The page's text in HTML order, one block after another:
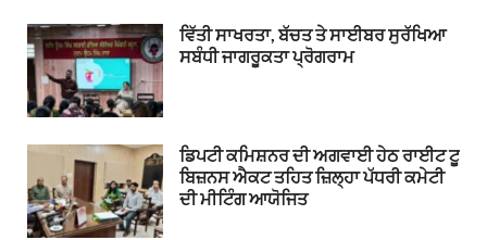
ਵਿੱਤੀ ਸਾਖਰਤਾ, ਬੱਚਤ ਤੇ ਸਾਈਬਰ ਸੁਰੱਖਿਆ
ਸਬੰਧੀ ਜਾਗਰੂਕਤਾ ਪ੍ਰੋਗਰਾਮ
ਡਿਪਟੀ ਕਮਿਸ਼ਨਰ ਦੀ ਅਗਵਾਈ ਹੇਠ ਰਾਈਟ ਟੂ
ਬਿਜ਼ਨਸ ਐਕਟ ਤਹਿਤ ਜ਼ਿਲ੍ਹਾ ਪੱਧਰੀ ਕਮੇਟੀ
ਦੀ ਮੀਟਿੰਗ ਆਯੋਜਿਤ